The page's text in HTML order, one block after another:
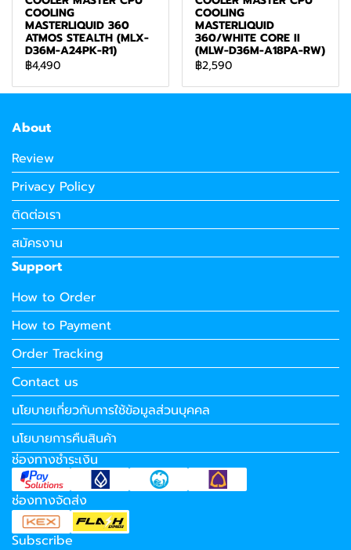
COOLING
MASTERLIQUID 360
ATMOS STEALTH (MLX-
D36M-A24PK-R1)
฿4,490
COOLING
MASTERLIQUID
360/WHITE CORE II
(MLW-D36M-A18PA-RW)
฿2,590
About
Review
Privacy Policy
ติดต่อเรา
สมัครงาน
Support
How to Order
How to Payment
Order Tracking
Contact us
นโยบายเกี่ยวกับการใช้ข้อมูลส่วนบุคคล
นโยบายการคืนสินค้า
ช่องทางชำระเงิน
ช่องทางจัดส่ง
Subscribe